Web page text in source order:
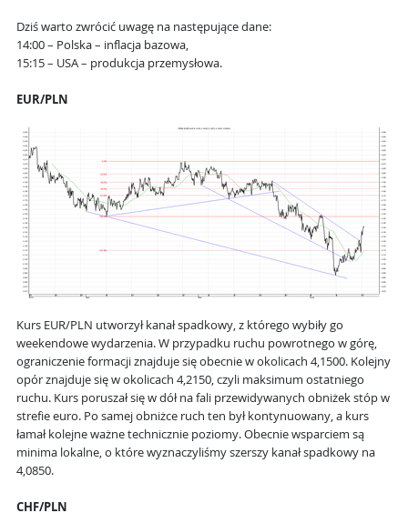
Dziś warto zwrócić uwagę na następujące dane:
14:00 – Polska – inflacja bazowa,
15:15 – USA – produkcja przemysłowa.
EUR/PLN
Kurs EUR/PLN utworzył kanał spadkowy, z którego wybiły go
weekendowe wydarzenia. W przypadku ruchu powrotnego w górę,
ograniczenie formacji znajduje się obecnie w okolicach 4,1500. Kolejny
opór znajduje się w okolicach 4,2150, czyli maksimum ostatniego
ruchu. Kurs poruszał się w dół na fali przewidywanych obniżek stóp w
strefie euro. Po samej obniżce ruch ten był kontynuowany, a kurs
łamał kolejne ważne technicznie poziomy. Obecnie wsparciem są
minima lokalne, o które wyznaczyliśmy szerszy kanał spadkowy na
4,0850.
CHF/PLN